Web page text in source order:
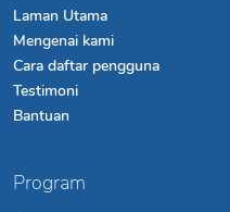
Laman Utama
Mengenai kami
Cara daftar pengguna
Testimoni
Bantuan
Program